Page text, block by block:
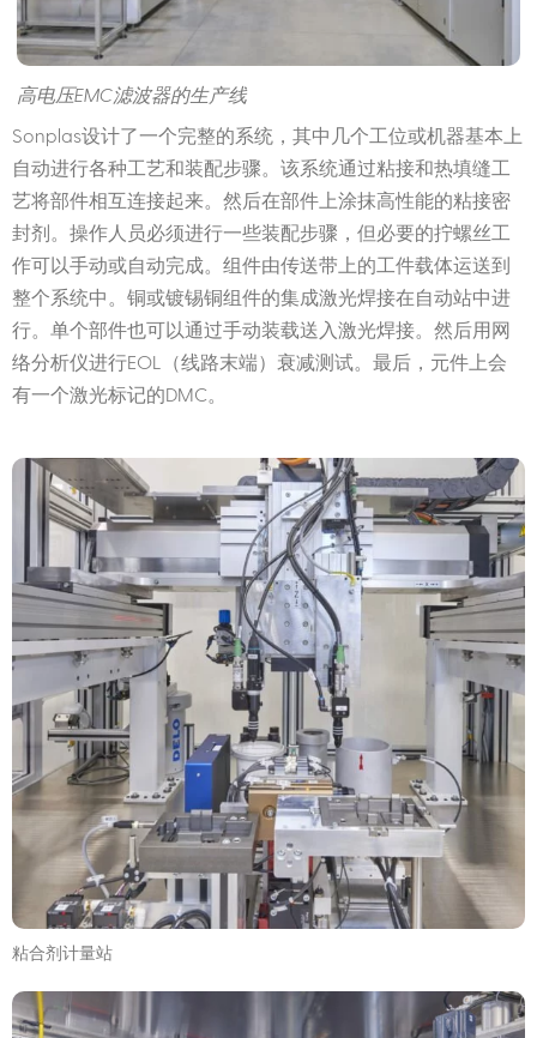
高电压EMC滤波器的生产线
Sonplas设计了一个完整的系统，其中几个工位或机器基本上
自动进行各种工艺和装配步骤。该系统通过粘接和热填缝工
艺将部件相互连接起来。然后在部件上涂抹高性能的粘接密
封剂。操作人员必须进行一些装配步骤，但必要的拧螺丝工
作可以手动或自动完成。组件由传送带上的工件载体运送到
整个系统中。铜或镀锡铜组件的集成激光焊接在自动站中进
行。单个部件也可以通过手动装载送入激光焊接。然后用网
络分析仪进行EOL（线路末端）衰减测试。最后，元件上会
有一个激光标记的DMC。
粘合剂计量站